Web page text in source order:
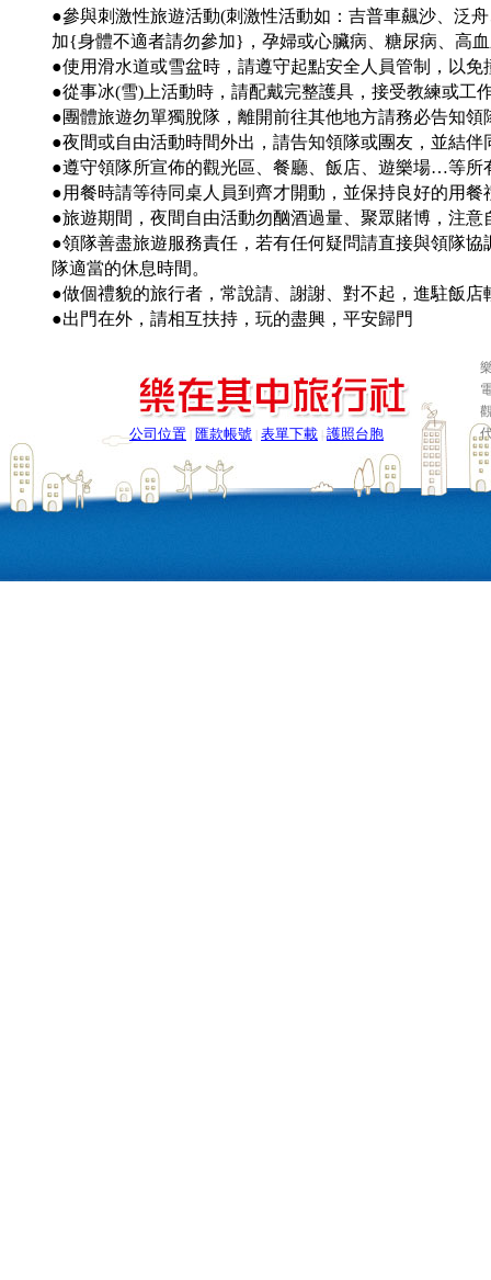
●參與刺激性旅遊活動(刺激性活動如：吉普車飆沙、泛
加{身體不適者請勿參加}，孕婦或心臟病、糖尿病、高
●使用滑水道或雪盆時，請遵守起點安全人員管制，以
●從事冰(雪)上活動時，請配戴完整護具，接受教練或工
●團體旅遊勿單獨脫隊，離開前往其他地方請務必告知領
●夜間或自由活動時間外出，請告知領隊或團友，並結
●遵守領隊所宣佈的觀光區、餐廳、飯店、遊樂場…等所
●用餐時請等待同桌人員到齊才開動，並保持良好的用
●旅遊期間，夜間自由活動勿酗酒過量、聚眾賭博，注意
●領隊善盡旅遊服務責任，若有任何疑問請直接與領隊
隊適當的休息時間。
●做個禮貌的旅行者，常說請、謝謝、對不起，進駐飯
●出門在外，請相互扶持，玩的盡興，平安歸門
公司位置 匯款帳號 表單下載 |護照台胞